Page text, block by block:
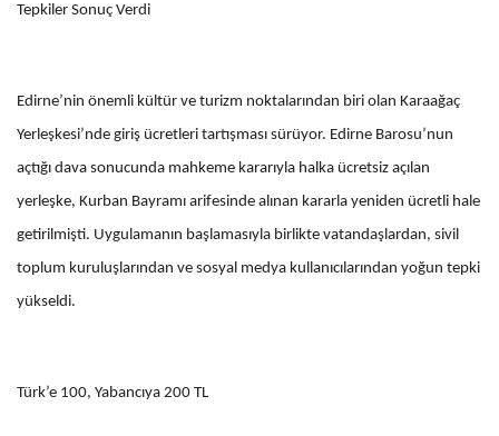
Tepkiler Sonuç Verdi
Edirne’nin önemli kültür ve turizm noktalarından biri olan Karaağaç
Yerleşkesi’nde giriş ücretleri tartışması sürüyor. Edirne Barosu’nun
açtığı dava sonucunda mahkeme kararıyla halka ücretsiz açılan
yerleşke, Kurban Bayramı arifesinde alınan kararla yeniden ücretli hale
getirilmişti. Uygulamanın başlamasıyla birlikte vatandaşlardan, sivil
toplum kuruluşlarından ve sosyal medya kullanıcılarından yoğun tepki
yükseldi.
Türk’e 100, Yabancıya 200 TL